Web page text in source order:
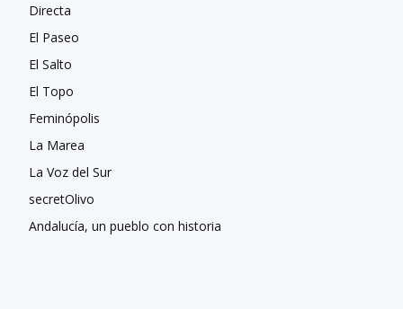
Directa
El Paseo
El Salto
El Topo
Feminópolis
La Marea
La Voz del Sur
secretOlivo
Andalucía, un pueblo con historia